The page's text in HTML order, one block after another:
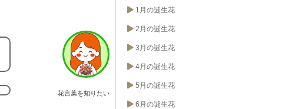
花言葉を知りたい
1月の誕生花
2月の誕生花
3月の誕生花
4月の誕生花
5月の誕生花
6月の誕生花